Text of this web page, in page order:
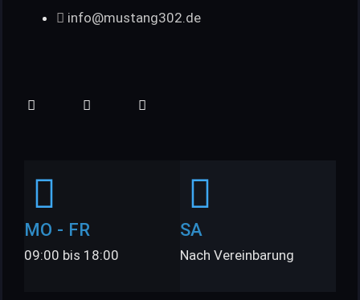
info@mustang302.de
MO - FR
09:00 bis 18:00
SA
Nach Vereinbarung